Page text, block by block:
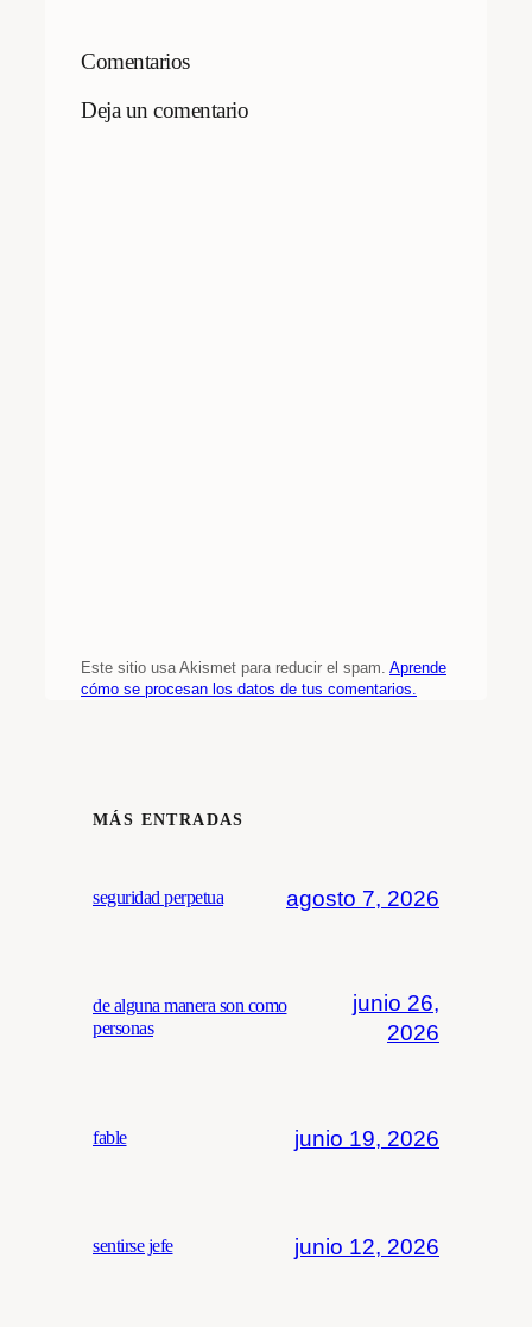
Comentarios
Deja un comentario
Este sitio usa Akismet para reducir el spam. Aprende
cómo se procesan los datos de tus comentarios.
MÁS ENTRADAS
seguridad perpetua agosto 7, 2026
de alguna manera son como
personas
junio 26,
2026
fable junio 19, 2026
sentirse jefe junio 12, 2026